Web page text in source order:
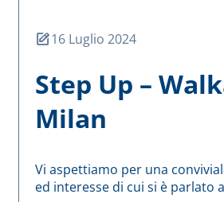
16 Luglio 2024
Step Up –
Milan
Vi aspettiamo per una
ed interesse di cui si è parlato